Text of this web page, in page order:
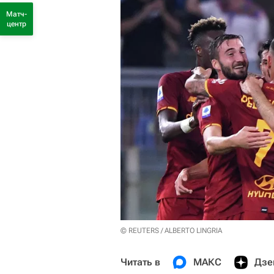
© REUTERS / ALBERTO LINGRIA
Читать в МАКС
Матч-
центр